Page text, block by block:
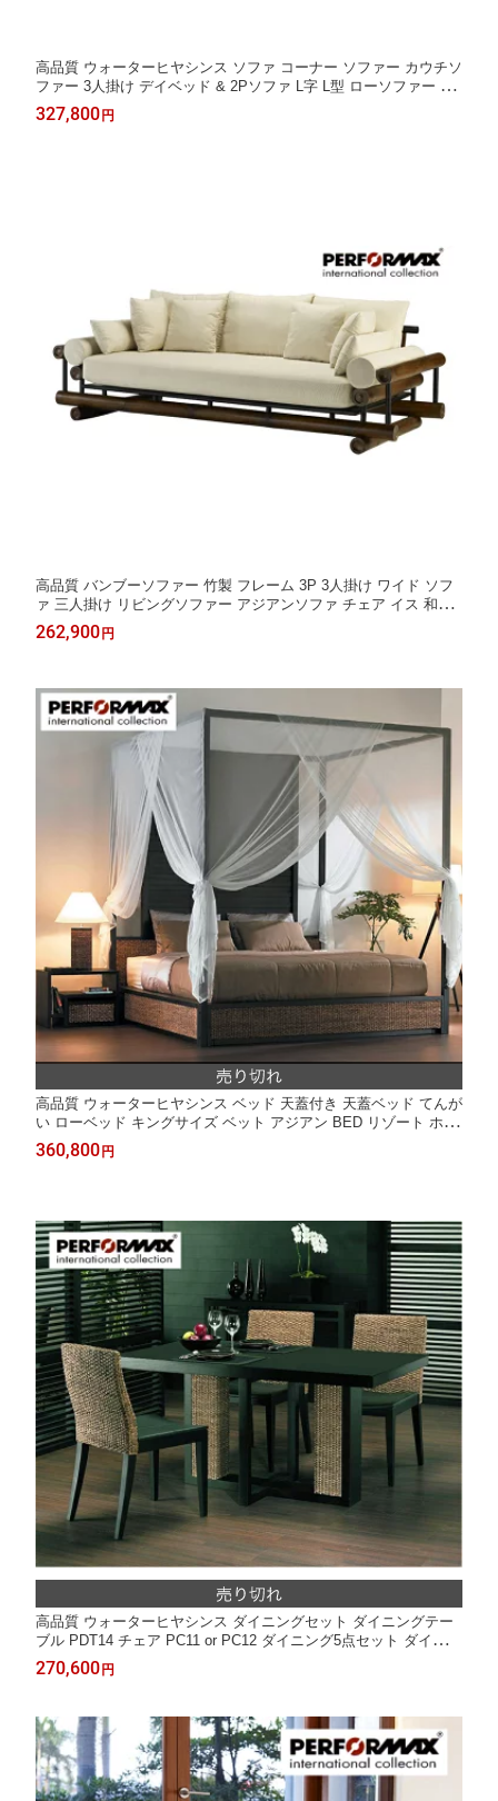
高品質 ウォーターヒヤシンス ソファ コーナー ソファー カウチソ
ファー 3人掛け デイベッド & 2Pソファ L字 L型 ローソファー 逆
肘 W230cm バリ リゾート 高級 アジアン 家具 ナチュラル モダン
PERFORMAX 【在庫販売品・即納可能】
327,800 円
高品質 バンブーソファー 竹製 フレーム 3P 3人掛け ワイド ソフ
ァ 三人掛け リビングソファー アジアンソファ チェア イス 和モ
ダン リゾート ホテルライク バリ 高級 アジアン家具 ナチュラル
モダン ハワイアン PERFORMAX （在庫販売品・即納可能）
262,900 円
高品質 ウォーターヒヤシンス ベッド 天蓋付き 天蓋ベッド てんが
い ローベッド キングサイズ ベット アジアン BED リゾート ホテ
ルライク バリ 高級 アジアン家具 ラグジュアリー ナチュラル モ
ダン PERFORMAX （受注生産品・開梱/組立配送付き）
360,800 円
高品質 ウォーターヒヤシンス ダイニングセット ダイニングテー
ブル PDT14 チェア PC11 or PC12 ダイニング5点セット ダイニン
グテーブルセット 4人用 アジアン リゾート 高級 アジアン 家具
モダン PERFORMAX 【在庫販売品・ご予約注文】
270,600 円